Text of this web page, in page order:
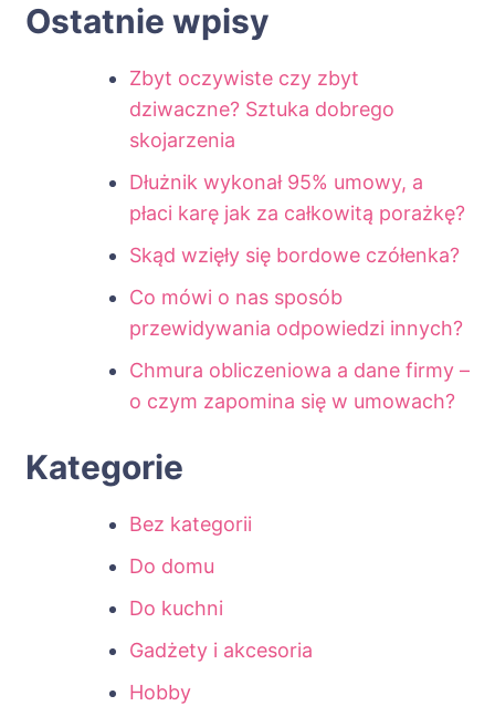
Ostatnie wpisy
Zbyt oczywiste czy zbyt
dziwaczne? Sztuka dobrego
skojarzenia
Dłużnik wykonał 95% umowy, a
płaci karę jak za całkowitą porażkę?
Skąd wzięły się bordowe czółenka?
Co mówi o nas sposób
przewidywania odpowiedzi innych?
Chmura obliczeniowa a dane firmy –
o czym zapomina się w umowach?
Kategorie
Bez kategorii
Do domu
Do kuchni
Gadżety i akcesoria
Hobby